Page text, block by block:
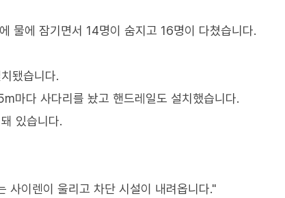
물에 잠기면서 14명이 숨지고 16명이 다쳤습니다.
됐습니다.
마다 사다리를 놨고 핸드레일도 설치했습니다.
있습니다.
사이렌이 울리고 차단 시설이 내려옵니다."